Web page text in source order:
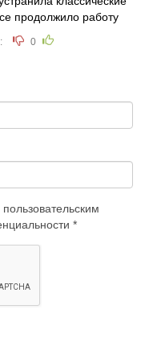
продолжило работу
0
пользовательским